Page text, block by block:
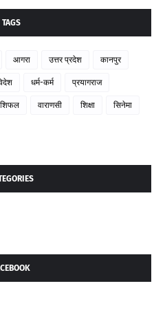
TAGS
आगरा उत्तर प्रदेश कानपुर
धर्म-कर्म प्रयागराज
वाराणसी शिक्षा सिनेमा